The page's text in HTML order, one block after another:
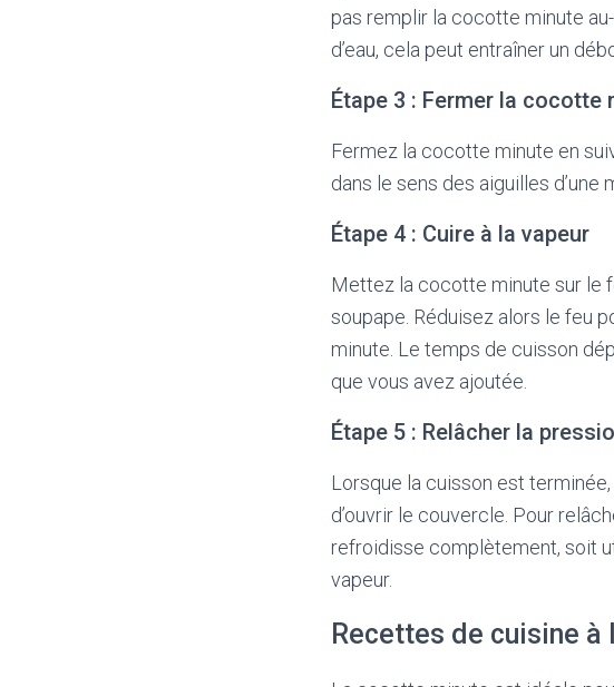
pas remplir la cocotte minute
d’eau, cela peut entraîner un
Étape 3 : Fermer la cocotte
Fermez la cocotte minute en
dans le sens des aiguilles
Étape 4 : Cuire à la vapeur
Mettez la cocotte minute sur le
soupape. Réduisez alors le feu
minute. Le temps de cuisson
que vous avez ajoutée.
Étape 5 : Relâcher la
Lorsque la cuisson est
d’ouvrir le couvercle. Pour
refroidisse complètement, soit
vapeur.
Recettes de cuisine